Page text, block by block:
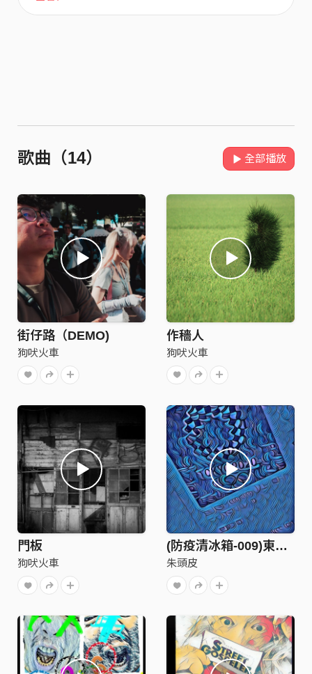
歌曲（14） 全部播放
街仔路（DEMO)
狗吠火車
作穡人
狗吠火車
門板
狗吠火車
(防疫清冰箱-009)東京奧運很有質量tokyo 2020 olympic mass -朱頭皮pigheadskin
朱頭皮